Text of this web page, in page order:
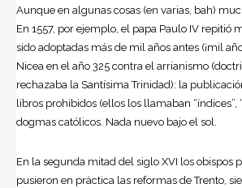
Aunque en algunas cosas (en varias, bah)
En 1557, por ejemplo, el papa Paulo IV repitió
sido adoptadas más de mil años antes (¡mil
Nicea en el año 325 contra el arrianismo
rechazaba la Santísima Trinidad): la
libros prohibidos (ellos los llamaban “índices”,
dogmas católicos. Nada nuevo bajo el sol.
En la segunda mitad del siglo XVI los obispos
pusieron en práctica las reformas de Trento,